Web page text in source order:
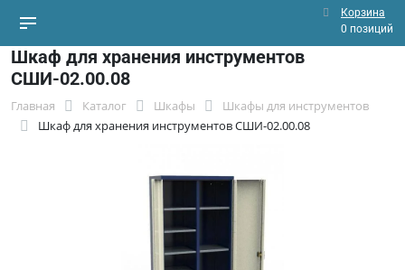
Корзина
0 позиций
Шкаф для хранения инструментов
СШИ-02.00.08
Главная Каталог Шкафы
Шкафы для инструментов
Шкаф для хранения инструментов СШИ-02.00.08